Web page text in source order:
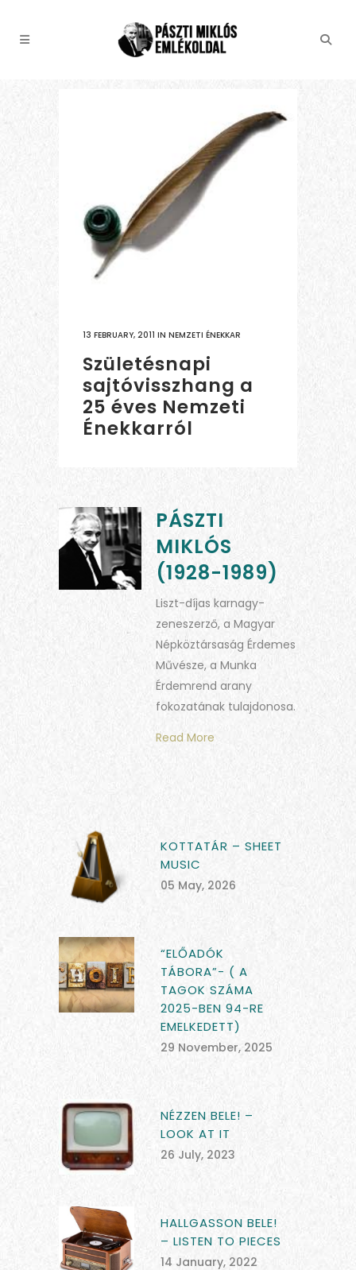
13 FEBRUARY, 2011 IN NEMZETI ÉNEKKAR
Születésnapi
sajtóvisszhang a
25 éves Nemzeti
Énekkarról
PÁSZTI
MIKLÓS
(1928-1989)
Liszt-díjas karnagy-
zeneszerző, a Magyar
Népköztársaság Érdemes
Művésze, a Munka
Érdemrend arany
fokozatának tulajdonosa.
Read More
KOTTATÁR – SHEET
MUSIC
05 May, 2026
“ELŐADÓK
TÁBORA”- ( A
TAGOK SZÁMA
2025-BEN 94-RE
EMELKEDETT)
29 November, 2025
NÉZZEN BELE! –
LOOK AT IT
26 July, 2023
HALLGASSON BELE!
– LISTEN TO PIECES
14 January, 2022